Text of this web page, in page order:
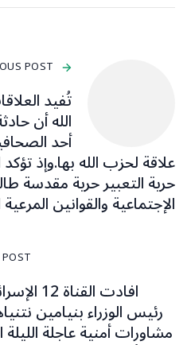
POST
تُفيد
الله أن
أحد
علاقة لحزب الله بها.وإذ
حرية التعبير حرية مقدسة
الإجتماعية والقوانين المرعية
افادت
رئيس الوزراء بنيامين
مشاورات أمنية عاجلة